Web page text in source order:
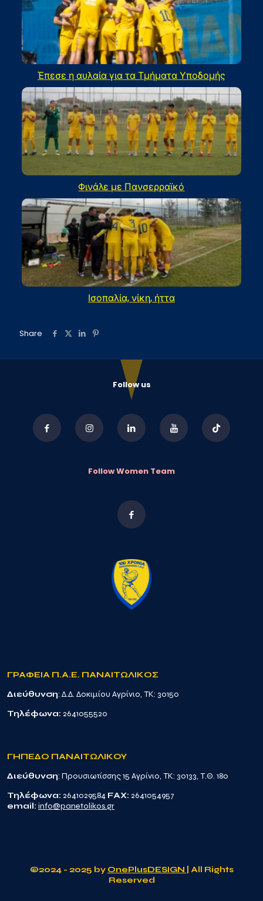
Έπεσε η αυλαία για τα Τμήματα Υποδομής
Φινάλε με Πανσερραϊκό
Ισοπαλία, νίκη, ήττα
Share
Follow us
Follow Women Team
ΓΡΑΦΕΙΑ Π.Α.Ε. ΠΑΝΑΙΤΩΛΙΚΟΣ
Διεύθυνση: Δ.Δ. Δοκιμίου Αγρίνιο, TK: 30150
Τηλέφωνα: 2641055520
ΓΗΠΕΔΟ ΠΑΝΑΙΤΩΛΙΚΟΥ
Διεύθυνση: Προυσιωτίσσης 15 Αγρίνιο, TK: 30133, Τ.Θ. 180
Τηλέφωνα: 2641029584 FAX: 2641054957
email: info@panetolikos.gr
©2024 - 2025 by OnePlusDESIGN
| All Rights
Reserved